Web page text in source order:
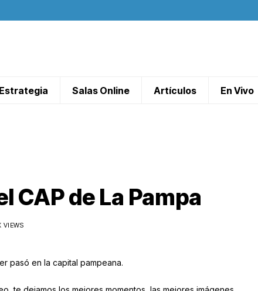
Estrategia Salas Online Artículos En Vivo
CAP de La Pampa
VIEWS
pasó en la capital pampeana.